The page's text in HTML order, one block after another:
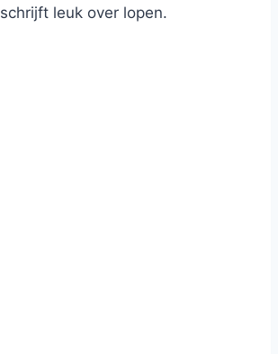
schrijft leuk over lopen.